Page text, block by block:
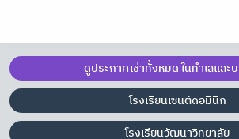
ดูประกาศเช่าทั้งหมด ในทำเลและ
โรงเรียนเซนต์ดอมินิก
โรงเรียนวัฒนาวิทยาลัย